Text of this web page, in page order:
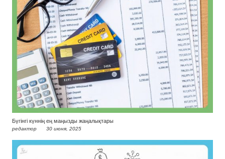
Бүгінгі күннің ең маңызды жаңалықтары
редактор 30 июня, 2025